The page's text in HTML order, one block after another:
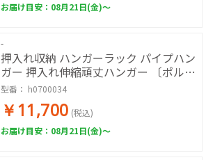
お届け目安：08月21日(金)～
-
押入れ収納 ハンガーラック パイプハン
ガー 押入れ伸縮頑丈ハンガー 〔ポル
タ〕 半間用(幅60～100cm) 押し入れハ
ンガー スチール シンプル 大容量
型番： h0700034
￥11,700 (税込)
お届け目安：08月21日(金)～